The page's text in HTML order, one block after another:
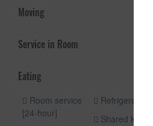
Moving
Service in Room
Eating
Room service
[24-hour]
Refrigerator
Shared kitchen